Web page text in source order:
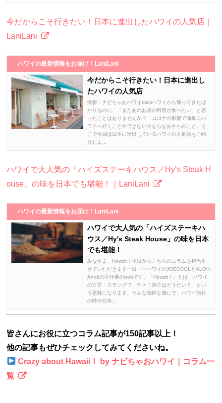
今だからこそ行きたい！日本に進出したハワイの人気店｜
LaniLani
ハワイの最新情報をお届け！LaniLani
今だからこそ行きたい！日本に進出し
たハワイの人気店
撮影：ナビちゃおハワイmimiハワイから帰ってきたば
かりなのに、「またあのお店の料理が食べたい」と思
ったことはありませんか？ コロナの影響で簡単にハ
ワイへ行くことができない今ならなおさらのこと。そ
こで今回は日本に進出しているハワイの人気店をご紹
介しま...
ハワイで大人気の「ハイズステーキハウス／Hy’s Steak H
ouse」の味を日本でも堪能！｜LaniLani
ハワイの最新情報をお届け！LaniLani
ハワイで大人気の「ハイズステーキハ
ウス／Hy's Steak House」の味を日本
でも堪能！
みなさま、Howzit！今日からこちらのコラムを担当さ
せていただきます一日・一ハワイのJOECOOLとALOH
Anobの手仕事のnobです。「Howzit！」とは、ハワイ
の方言・スラングで「ヤァ！調子はどうだい？」とい
う意味になります。そんな気軽な感じで、ハワイ旅行
の時や日本...
皆さんにお役に立つコラム記事が150記事以上！
他の記事もぜひチェックしてみてくださいね。
Crazy about Hawaii！ by ナビちゃおハワイ｜コラム一
覧